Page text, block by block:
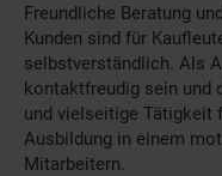
Freundliche Beratung
Kunden sind für
selbstverständlich. Als
kontaktfreudig sein und
und vielseitige Tätigkeit
Ausbildung in einem
Mitarbeitern.